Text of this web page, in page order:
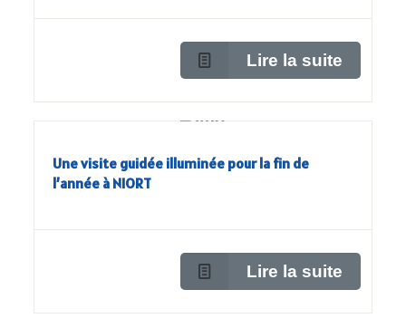
Lire la suite
Une visite guidée illuminée pour la fin de
l’année à NIORT
Lire la suite